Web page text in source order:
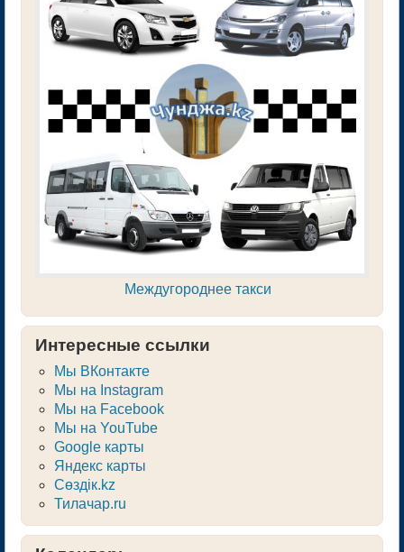
Междугороднее такси
Интересные ссылки
Мы ВКонтакте
Мы на Instagram
Мы на Facebook
Мы на YouTube
Google карты
Яндекс карты
Сөздік.kz
Тилачар.ru